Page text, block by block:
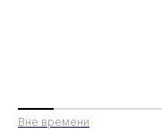
Вне времени